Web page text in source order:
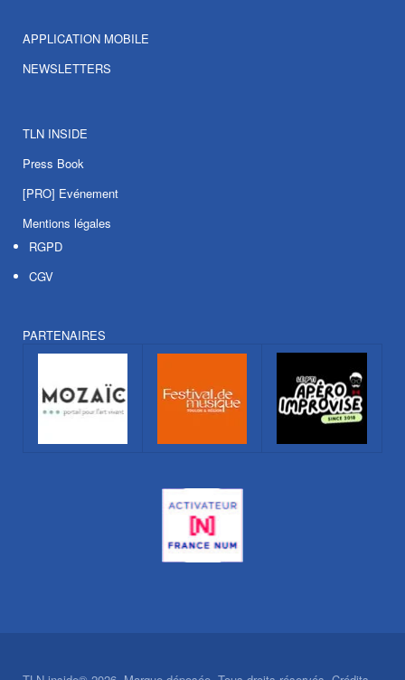
APPLICATION MOBILE
NEWSLETTERS
TLN INSIDE
Press Book
[PRO] Evénement
Mentions légales
RGPD
CGV
PARTENAIRES